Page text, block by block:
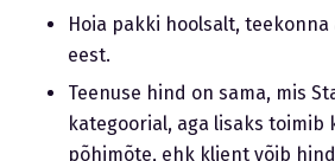
Hoia pakki hoolsalt,
eest.
Teenuse hind on sama, mis
kategoorial, aga lisaks toimib
põhimõte, ehk klient võib